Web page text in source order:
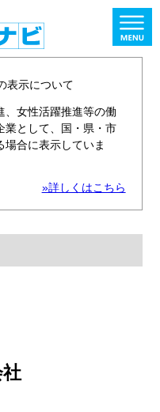
表示について
、女性活躍推進等の働
業として、国・県・市
合に表示していま
»詳しくはこちら